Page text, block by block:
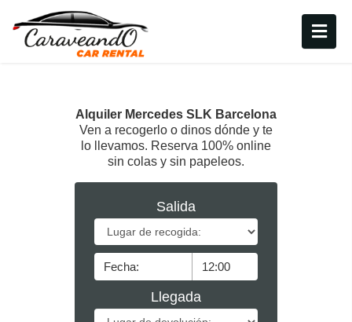
Alquiler Mercedes SLK Barcelona
Ven a recogerlo o dinos dónde y te
lo llevamos. Reserva 100% online
sin colas y sin papeleos.
Salida
Llegada